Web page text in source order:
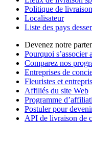
Politique de livraison
Localisateur
Liste des pays
Devenez notre
Pourquoi s’associer
Comparez nos
Entreprises de
Fleuristes et
Affiliés du site Web
Programme
Postuler pour
API de livraison de